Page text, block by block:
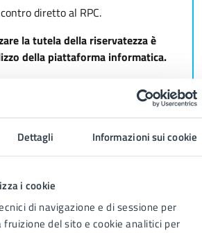
Dettagli Informazioni sui cookie
i cookie
di navigazione e di sessione per
del sito e cookie analitici per
diretto al RPC.
la tutela della riservatezza è
della piattaforma informatica.
whistleblowing del Comune
tramite richiesta di incontro diretto al
ai segnalanti – Elenco enti